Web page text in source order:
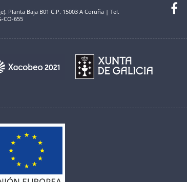
Planta Baja B01 C.P. 15003 A Coruña | Tel.
CO-655